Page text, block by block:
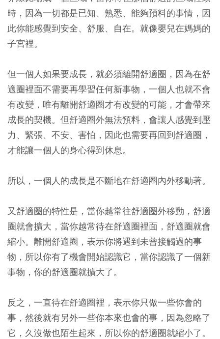
時，因為一切都是已知、熟悉、能夠預料的事情，因
此你能感覺到安全、舒服、自在。就像嬰兒在媽媽的
子宮裡。
但一個人如果要成長，就必須離開舒適圈，因為在舒
適圈裡面不需要再學習任何新事物，一個人也就不會
有改變，唯有離開舒適圈才有改變的可能，才會帶來
成長的契機。但舒適圈外無法預料，會讓人感覺到壓
力、緊張、不安、害怕，因此也需要再回到舒適圈，
才能讓一個人的身心得到休息。
所以，一個人的成長是不斷地在舒適圈內外移動著。
又舒適圈的特性是，當你越常往舒適圈外移動，舒適
圈就會擴大，當你越常待在舒適圈裡面，舒適圈就會
縮小。離開舒適圈，表示你將遇到未曾接觸過的事
物，所以你有了機會開始認識它，當你認識了一個新
事物，你的舒適圈就擴大了。
反之，一直待在舒適圈裡，表示你只做一些你會的
事，然後就有另外一些你本來也會的事，因為忽略了
它，久沒做也陌生起來，所以你的舒適圈就縮小了。